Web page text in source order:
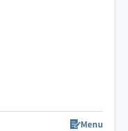
す。
Menu